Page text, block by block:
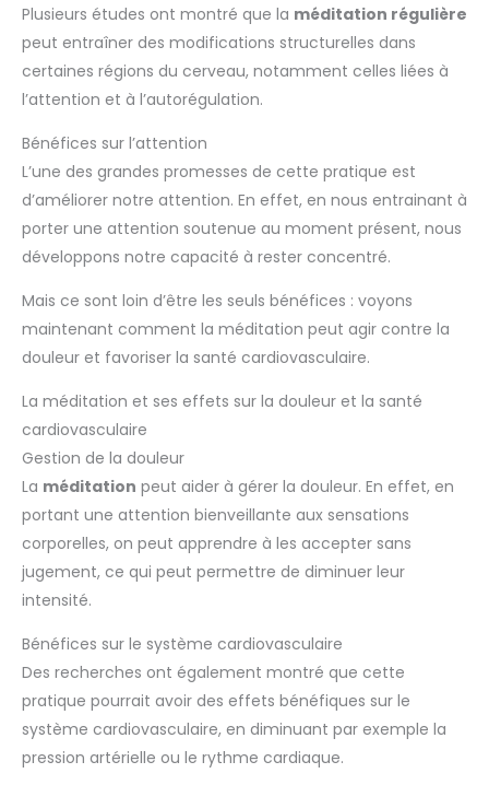
Plusieurs études ont montré que la méditation régulière
peut entraîner des modifications structurelles dans
certaines régions du cerveau, notamment celles liées à
l’attention et à l’autorégulation.
Bénéfices sur l’attention
L’une des grandes promesses de cette pratique est
d’améliorer notre attention. En effet, en nous entrainant à
porter une attention soutenue au moment présent, nous
développons notre capacité à rester concentré.
Mais ce sont loin d’être les seuls bénéfices : voyons
maintenant comment la méditation peut agir contre la
douleur et favoriser la santé cardiovasculaire.
La méditation et ses effets sur la douleur et la santé
cardiovasculaire
Gestion de la douleur
La méditation peut aider à gérer la douleur. En effet, en
portant une attention bienveillante aux sensations
corporelles, on peut apprendre à les accepter sans
jugement, ce qui peut permettre de diminuer leur
intensité.
Bénéfices sur le système cardiovasculaire
Des recherches ont également montré que cette
pratique pourrait avoir des effets bénéfiques sur le
système cardiovasculaire, en diminuant par exemple la
pression artérielle ou le rythme cardiaque.